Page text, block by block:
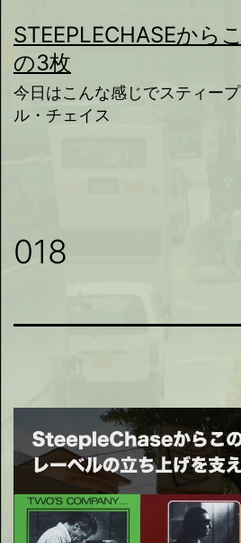
ン
テ
ッ
STEEPLECHASEからこ
の3枚
今日はこんな感じでスティープ
ル・チェイス
018